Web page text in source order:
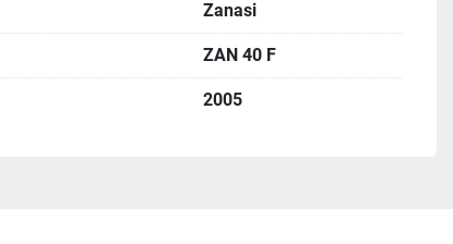
Zanasi
ZAN 40 F
2005